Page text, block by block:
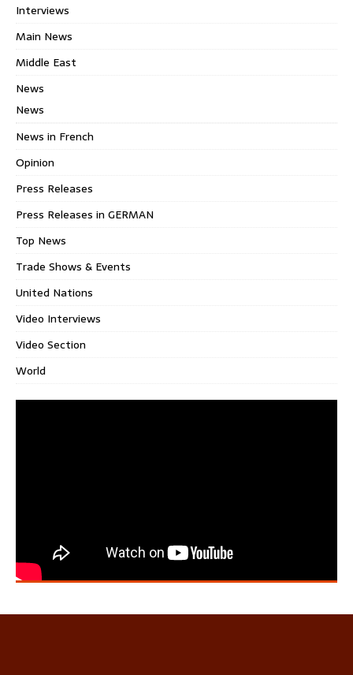
Interviews
Main News
Middle East
News
News
News in French
Opinion
Press Releases
Press Releases in GERMAN
Top News
Trade Shows & Events
United Nations
Video Interviews
Video Section
World